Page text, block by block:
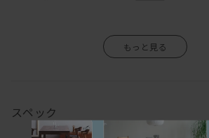
スペック